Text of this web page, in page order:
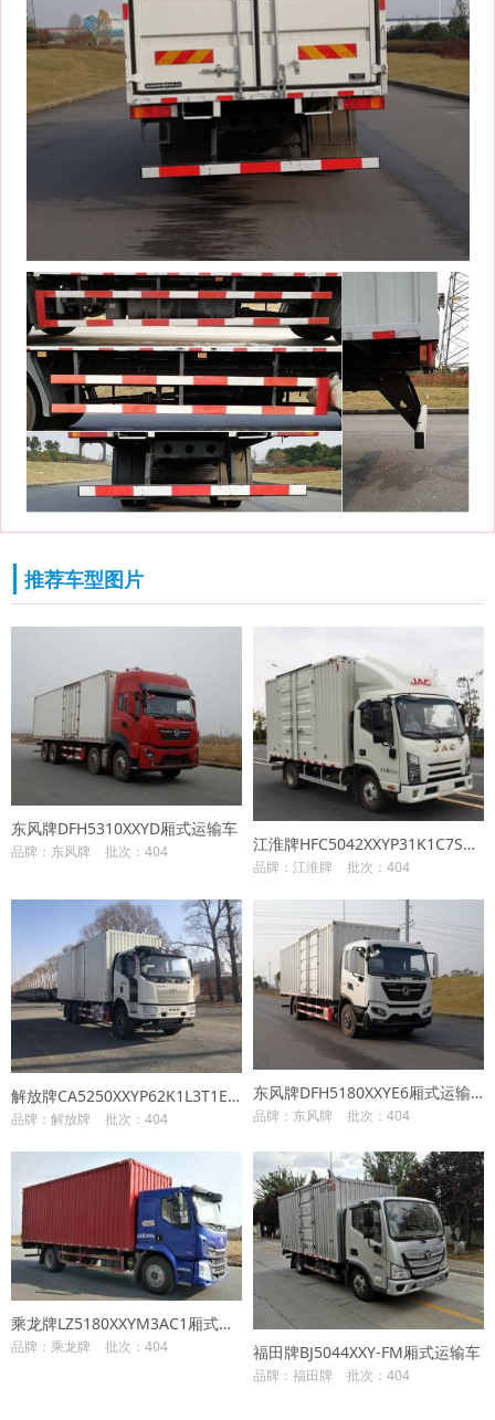
推荐车型图片
东风牌DFH5310XXYD厢式运输车
品牌：东风牌 批次：404 江淮牌HFC5042XXYP31K1C7S厢式运输车
品牌：江淮牌 批次：404
解放牌CA5250XXYP62K1L3T1E6Z厢式运输车
品牌：解放牌 批次：404
东风牌DFH5180XXYE6厢式运输车
品牌：东风牌 批次：404
乘龙牌LZ5180XXYM3AC1厢式运输车
品牌：乘龙牌 批次：404 福田牌BJ5044XXY-FM厢式运输车
品牌：福田牌 批次：404